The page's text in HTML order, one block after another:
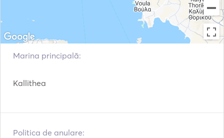
Marina principală:
Kallithea
Politica de anulare: